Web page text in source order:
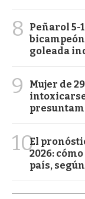
8
Peñarol 5-
goleada
9
Mujer de
10El
2026:
país,